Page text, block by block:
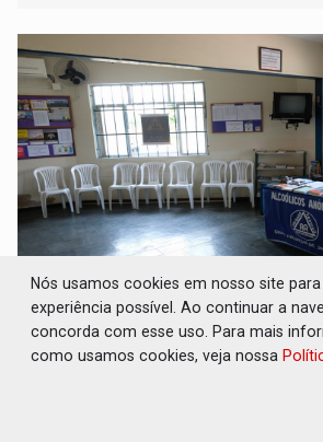
INTEGRAÇÃO E APOIO:
papel dos Alcoólicos
recuperação de dependentes
A iniciativa busca fortalecer a
Nós usamos cookies em nosso site
experiência possível. Ao continuar a
concorda com esse uso. Para mais
como usamos cookies, veja nossa